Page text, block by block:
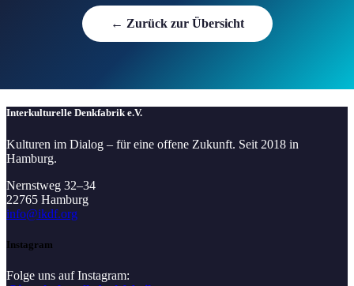
← Zurück zur Übersicht
Interkulturelle Denkfabrik e.V.
Kulturen im Dialog – für eine offene Zukunft. Seit 2018 in
Hamburg.
Nernstweg 32–34
22765 Hamburg
info@ikdf.org
Instagram
Folge uns auf Instagram: